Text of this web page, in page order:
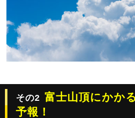
その2 富士山頂にかか
予報！